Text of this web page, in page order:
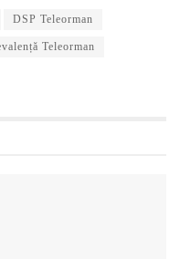
DSP Teleorman
Teleorman